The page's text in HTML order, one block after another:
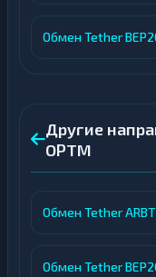
Обмен Tether
Другие
OPTM
Обмен Tether
Обмен Tether